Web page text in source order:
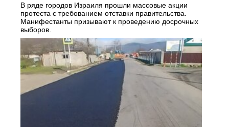
В ряде городов Израиля прошли массовые акции
протеста с требованием отставки правительства.
Манифестанты призывают к проведению досрочных
выборов.